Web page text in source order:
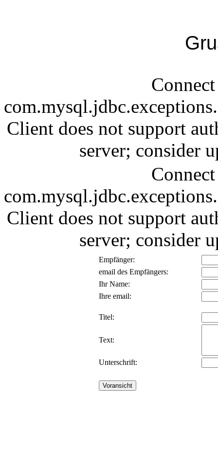
Client does not support
server; consider
Client does not support
server; consider
Empfänger:
email des Empfängers:
Ihr Name:
Ihre email:
Titel:
Text:
Unterschrift: